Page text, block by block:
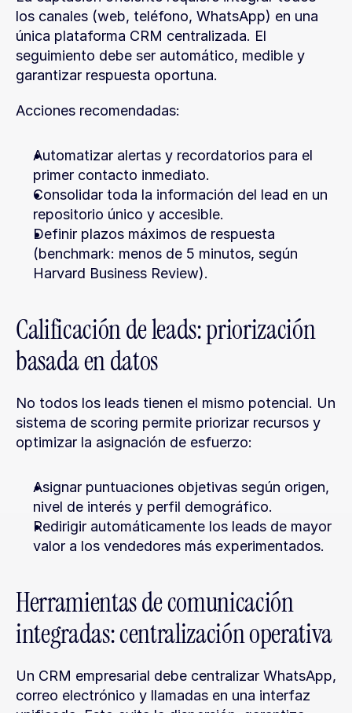
los canales (web, teléfono, WhatsApp) en una
única plataforma CRM centralizada. El
seguimiento debe ser automático, medible y
garantizar respuesta oportuna.
Acciones recomendadas:
Automatizar alertas y recordatorios para el
primer contacto inmediato.
Consolidar toda la información del lead en un
repositorio único y accesible.
Definir plazos máximos de respuesta
(benchmark: menos de 5 minutos, según
Harvard Business Review).
Calificación de leads: priorización
basada en datos
No todos los leads tienen el mismo potencial. Un
sistema de scoring permite priorizar recursos y
optimizar la asignación de esfuerzo:
Asignar puntuaciones objetivas según origen,
nivel de interés y perfil demográfico.
Redirigir automáticamente los leads de mayor
valor a los vendedores más experimentados.
Herramientas de comunicación
integradas: centralización operativa
Un CRM empresarial debe centralizar WhatsApp,
correo electrónico y llamadas en una interfaz